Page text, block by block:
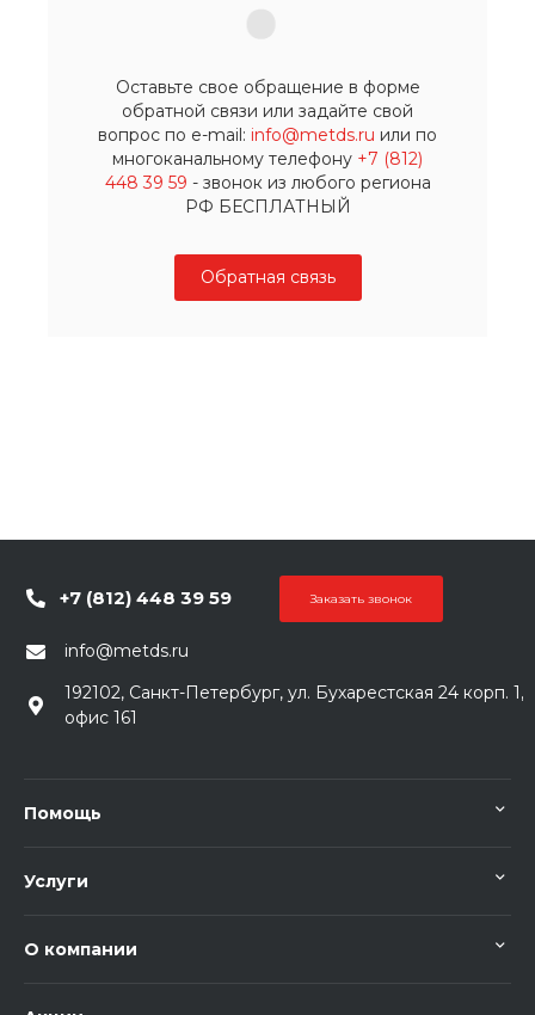
Оставьте свое обращение в форме
обратной связи или задайте свой
вопрос по e-mail: info@metds.ru или по
многоканальному телефону +7 (812)
448 39 59 - звонок из любого региона
РФ БЕСПЛАТНЫЙ
Обратная связь
+7 (812) 448 39 59 Заказать звонок
info@metds.ru
192102, Санкт-Петербург, ул. Бухарестская 24 корп. 1,
офис 161
Помощь
Услуги
О компании